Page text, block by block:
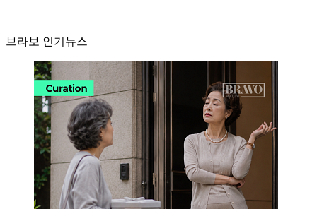
브라보 인기뉴스